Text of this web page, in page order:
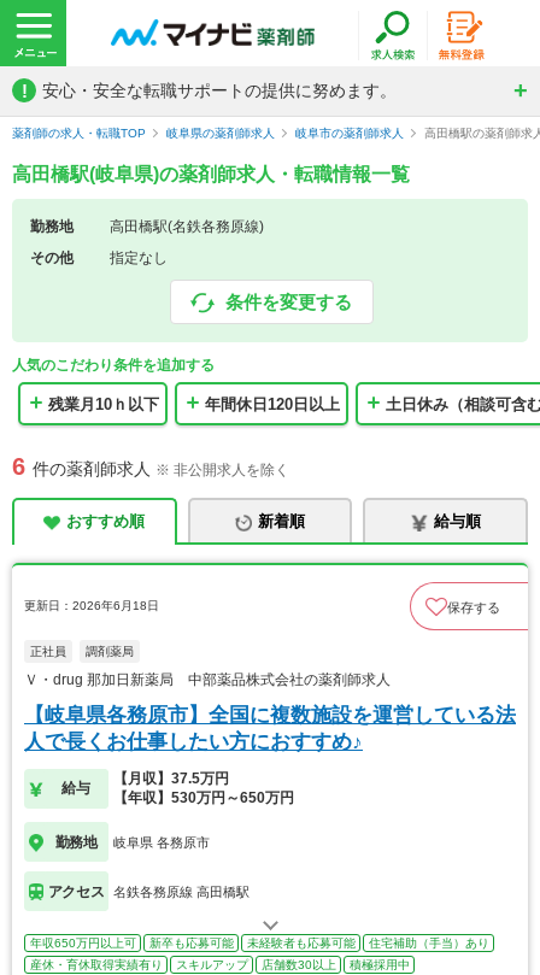
! 安心・安全な転職サポートの提供に努めます。
薬剤師の求人・転職TOP 岐阜県の薬剤師求人 岐阜市の薬剤師求人 高田橋駅の薬剤師求
高田橋駅(岐阜県)の薬剤師求人・転職情報一覧
勤務地
高田橋駅(名鉄各務原線)
その他
指定なし
条件を変更する
人気のこだわり条件を追加する
残業月10ｈ以下 年間休日120日以上 土日休み（相談可含
6 件の薬剤師求人 ※ 非公開求人を除く
おすすめ順 新着順 給与順
更新日：2026年6月18日 保存する
正社員 調剤薬局
Ｖ・drug 那加日新薬局 中部薬品株式会社の薬剤師求人
【岐阜県各務原市】全国に複数施設を運営している法
人で長くお仕事したい方におすすめ♪
給与
【月収】37.5万円
【年収】530万円～650万円
勤務地 岐阜県 各務原市
アクセス 名鉄各務原線 高田橋駅
年収650万円以上可 新卒も応募可能 未経験者も応募可能
住宅補助（手当）あり
産休・育休取得実績有り
スキルアップ 店舗数30以上 積極採用中